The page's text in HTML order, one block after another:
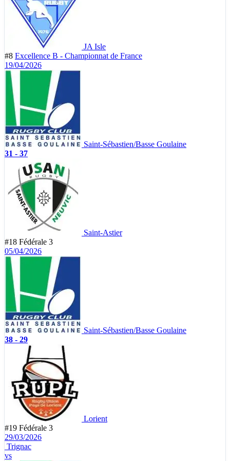
JA Isle
#8 Excellence B - Championnat de France
19/04/2026
Saint-Sébastien/Basse Goulaine
31 - 37
Saint-Astier
#18 Fédérale 3
05/04/2026
Saint-Sébastien/Basse Goulaine
38 - 29
Lorient
#19 Fédérale 3
29/03/2026
Trignac
vs